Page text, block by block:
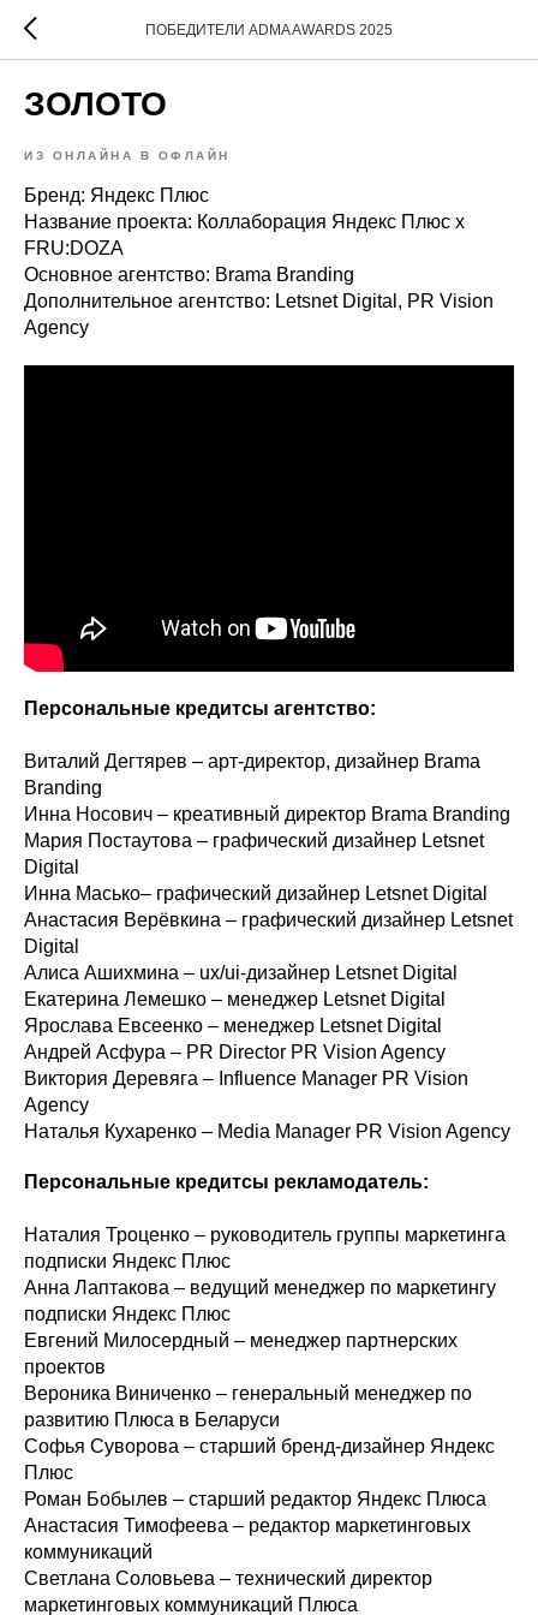
ПОБЕДИТЕЛИ ADMA AWARDS 2025
ЗОЛОТО
ИЗ ОНЛАЙНА В ОФЛАЙН
Бренд: Яндекс Плюс
Название проекта: Коллаборация Яндекс Плюс х
FRU:DOZА
Основное агентство: Brama Branding
Дополнительное агентство: Letsnet Digital, PR Vision
Agency
Персональные кредитсы агентство:
Виталий Дегтярев – арт-директор, дизайнер Brama
Branding
Инна Носович – креативный директор Brama Branding
Мария Постаутова – графический дизайнер Letsnet
Digital
Инна Масько– графический дизайнер Letsnet Digital
Анастасия Верёвкина – графический дизайнер Letsnet
Digital
Алиса Ашихмина – ux/ui-дизайнер Letsnet Digital
Екатерина Лемешко – менеджер Letsnet Digital
Ярослава Евсеенко – менеджер Letsnet Digital
Андрей Асфура – PR Director PR Vision Agency
Виктория Деревяга – Influence Manager PR Vision
Agency
Наталья Кухаренко – Media Manager PR Vision Agency
Персональные кредитсы рекламодатель:
Наталия Троценко – руководитель группы маркетинга
подписки Яндекс Плюс
Анна Лаптакова – ведущий менеджер по маркетингу
подписки Яндекс Плюс
Евгений Милосердный – менеджер партнерских
проектов
Вероника Виниченко – генеральный менеджер по
развитию Плюса в Беларуси
Софья Суворова – старший бренд-дизайнер Яндекс
Плюс
Роман Бобылев – старший редактор Яндекс Плюса
Анастасия Тимофеева – редактор маркетинговых
коммуникаций
Светлана Соловьева – технический директор
маркетинговых коммуникаций Плюса